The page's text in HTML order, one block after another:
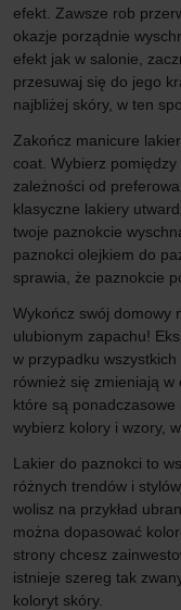
efekt. Zawsze rob
okazje porządnie
efekt jak w salonie,
przesuwaj się do jego
najbliżej skóry, w ten
Zakończ manicure
coat. Wybierz
zależności od
klasyczne lakiery
twoje paznokcie
paznokci olejkiem do
sprawia, że ​​paznokcie
Wykończ swój domowy
ulubionym zapachu!
w przypadku
również się zmieniają w
które są
wybierz kolory i wzory,
Lakier do paznokci to
różnych trendów i
wolisz na przykład
można dopasować
strony chcesz
istnieje szereg tak
koloryt skóry.